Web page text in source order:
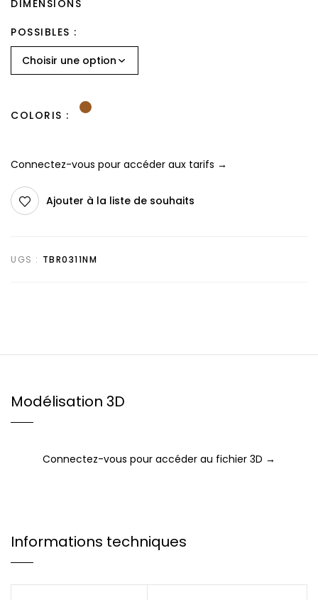
DIMENSIONS
POSSIBLES
COLORIS
Connectez-vous pour accéder aux tarifs →
Ajouter à la liste de souhaits
UGS : TBR0311NM
Modélisation 3D
Connectez-vous pour accéder au fichier 3D →
Informations techniques